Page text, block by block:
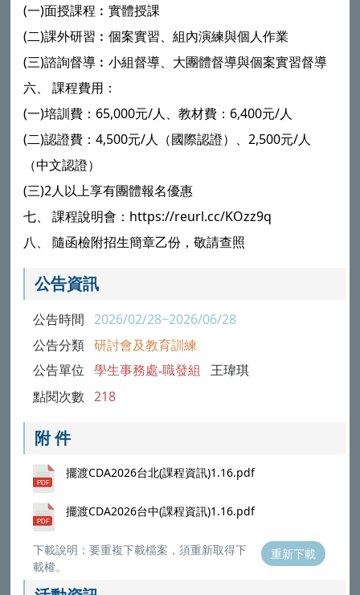
(一)面授課程︰實體授課
(二)課外研習︰個案實習、組內演練與個人作業
(三)諮詢督導︰小組督導、大團體督導與個案實習督導
六、 課程費用：
(一)培訓費：65,000元/人、教材費：6,400元/人
(二)認證費：4,500元/人（國際認證）、2,500元/人
（中文認證）
(三)2人以上享有團體報名優惠
七、 課程說明會：https://reurl.cc/KOzz9q
八、 隨函檢附招生簡章乙份，敬請查照
公告資訊
公告時間 2026/02/28~2026/06/28
公告分類 研討會及教育訓練
公告單位 學生事務處-職發組 王瑋琪
點閱次數 218
附 件
擺渡CDA2026台北(課程資訊)1.16.pdf
擺渡CDA2026台中(課程資訊)1.16.pdf
下載說明：要重複下載檔案，須重新取得下
載權。
重新下載